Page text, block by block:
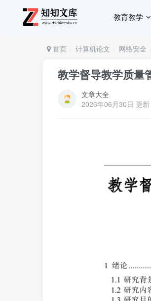
教育教学
首页 计算机论文 网络安全
教学督导教学质量
文章大全
2026年06月30日 更新